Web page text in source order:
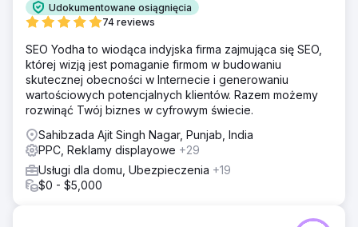
Udokumentowane osiągnięcia
74 reviews
SEO Yodha to wiodąca indyjska firma zajmująca się SEO,
której wizją jest pomaganie firmom w budowaniu
skutecznej obecności w Internecie i generowaniu
wartościowych potencjalnych klientów. Razem możemy
rozwinąć Twój biznes w cyfrowym świecie.
Sahibzada Ajit Singh Nagar, Punjab, India
PPC, Reklamy displayowe +29
Usługi dla domu, Ubezpieczenia +19
$0 - $5,000